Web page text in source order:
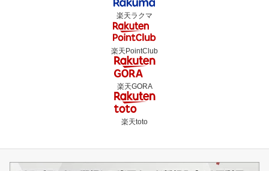
楽天ラクマ
楽天PointClub
楽天GORA
楽天toto